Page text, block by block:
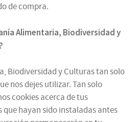
de compra.
Alimentaria, Biodiversidad y
Biodiversidad y Culturas tan solo
nos dejes utilizar. Tan solo
cookies acerca de tus
que hayan sido instaladas antes